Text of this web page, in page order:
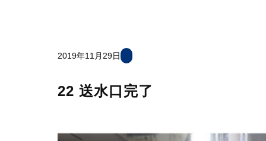
2019年11月29日
22 送水口完了